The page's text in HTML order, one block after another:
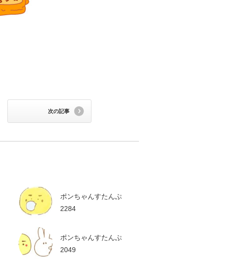
次の記事
ポンちゃんすたんぷ
2284
ポンちゃんすたんぷ
2049